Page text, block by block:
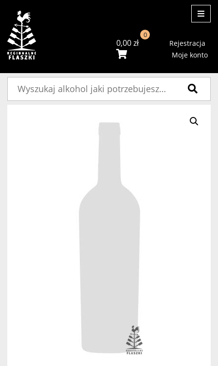
0,00zł
0
Rejestracja
Moje konto